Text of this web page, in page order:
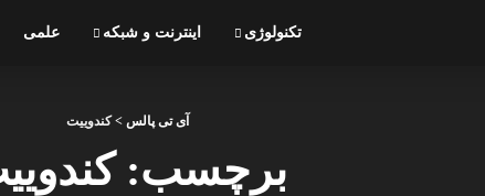
تکنولوژی اینترنت و شبکه علمی
آی تی پالس >کندوییت
برچسب: